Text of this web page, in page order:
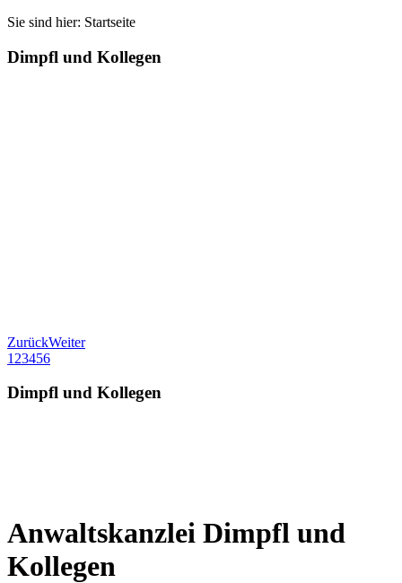
Sie sind hier: Startseite
Dimpfl und Kollegen
ZurückWeiter
1 23456
Dimpfl und Kollegen
Anwaltskanzlei Dimpfl und
Kollegen